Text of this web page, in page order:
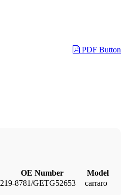
PDF Button
OE Number
Model
219-8781/GETG52653 carraro